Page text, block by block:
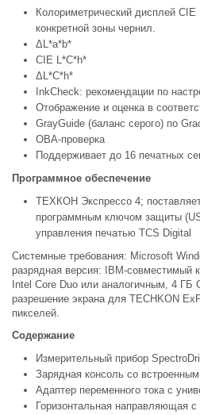
Колориметрический дисплей
конкретной зоны чернил.
ΔL*a*b*
CIE L*C*h*
ΔL*C*h*
InkCheck: рекомендации по
Отображение и оценка в
GrayGuide (баланс серого) по
OBA-проверка
Поддерживает до 16 печатных
Программное обеспечение
ТЕХКОН Экспрессо 4;
программным ключом защиты
управления печатью TCS Digital
Системные требования: Microsoft
разрядная версия: IBM-совместимый
Intel Core Duo или аналогичным, 4 ГБ
разрешение экрана для TECHKON
пикселей.
Содержание
Измерительный прибор
Зарядная консоль со
Адаптер переменного тока с
Горизонтальная направляющая